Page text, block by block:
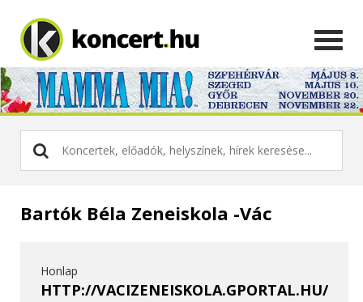
Bartók Béla Zeneiskola -Vác
Honlap
HTTP://VACIZENEISKOLA.GPORTAL.HU/